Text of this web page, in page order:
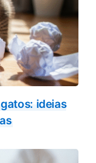
ideias